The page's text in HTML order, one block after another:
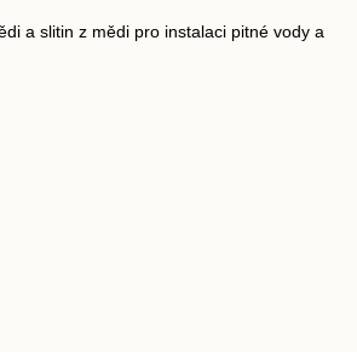
a slitin z mědi pro instalaci pitné vody a